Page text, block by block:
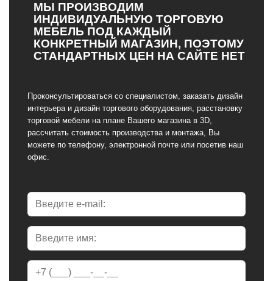
МЫ ПРОИЗВОДИМ
ИНДИВИДУАЛЬНУЮ ТОРГОВУЮ
МЕБЕЛЬ ПОД КАЖДЫЙ
КОНКРЕТНЫЙ МАГАЗИН, ПОЭТОМУ
СТАНДАРТНЫХ ЦЕН НА САЙТЕ НЕТ
Проконсультироваться со специалистом, заказать дизайн
интерьера и дизайн торгового оборудования, расстановку
торговой мебели на плане Вашего магазина в 3D,
рассчитать стоимость производства и монтажа, Вы
можете по телефону, электронной почте или посетив наш
офис.